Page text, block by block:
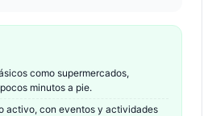
como supermercados,
minutos a pie.
activo, con eventos y actividades